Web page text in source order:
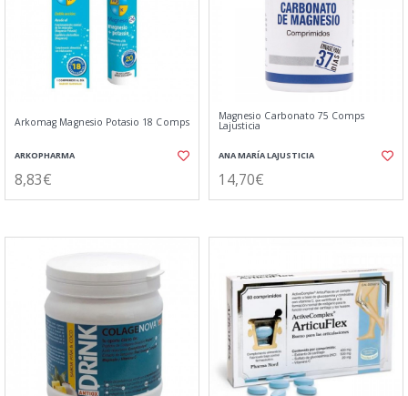
Arkomag Magnesio Potasio 18 Comps
ARKOPHARMA
8,83€
Magnesio Carbonato 75 Comps
Lajusticia
ANA MARÍA LAJUSTICIA
14,70€